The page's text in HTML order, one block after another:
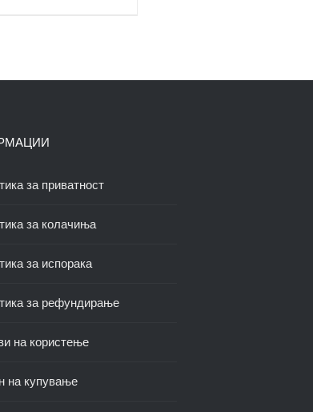
за приватност
за колачиња
за испорака
за рефундирање
на користење
на купување